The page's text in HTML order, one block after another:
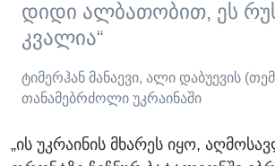
დიდი ალბათობით, ეს
კვალია“
ტიმერჰან მანაევი, ალი დაბუევის
თანამებრძოლი უკრაინაში
„ის უკრაინის მხარეს იყო,